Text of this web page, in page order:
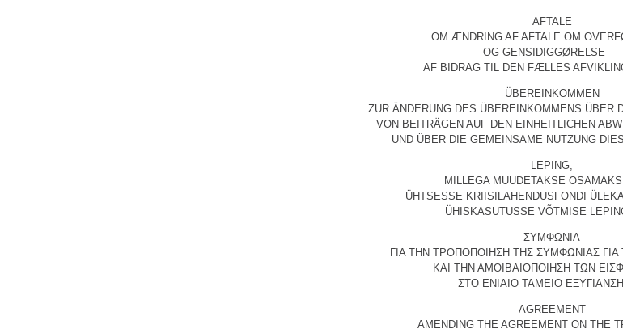
AFTALE
OM ÆNDRING AF AFTALE OM
OG GENSIDIGGØRELSE
AF BIDRAG TIL DEN FÆLLES
ÜBEREINKOMMEN
ZUR ÄNDERUNG DES ÜBEREINKOMMENS ÜBER
VON BEITRÄGEN AUF DEN EINHEITLICHEN
UND ÜBER DIE GEMEINSAME NUTZUNG
LEPING,
MILLEGA MUUDETAKSE
ÜHTSESSE KRIISILAHENDUSFONDI
ÜHISKASUTUSSE VÕTMISE
ΣΥΜΦΩΝΙΑ
ΓΙΑ ΤΗΝ ΤΡΟΠΟΠΟΙΗΣΗ ΤΗΣ ΣΥΜΦΩΝΙΑΣ
ΚΑΙ ΤΗΝ ΑΜΟΙΒΑΙΟΠΟΙΗΣΗ ΤΩΝ
ΣΤΟ ΕΝΙΑΙΟ ΤΑΜΕΙΟ
AGREEMENT
AMENDING THE AGREEMENT ON THE